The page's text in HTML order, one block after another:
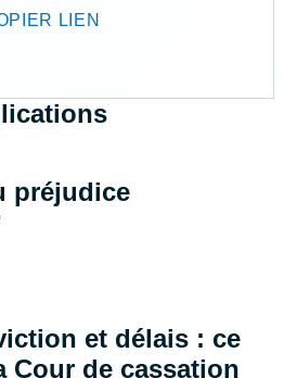
LIEN
préjudice
et délais : ce
Cour de cassation